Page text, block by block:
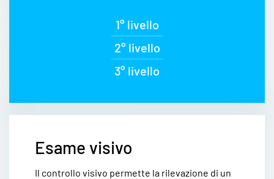
1° livello
2° livello
3° livello
Esame visivo
Il controllo visivo permette la rilevazione di un